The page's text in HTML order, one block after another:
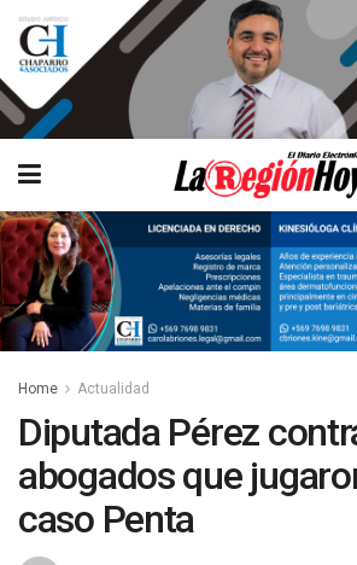
Home Actualidad
Diputada Pérez
abogados que
caso Penta